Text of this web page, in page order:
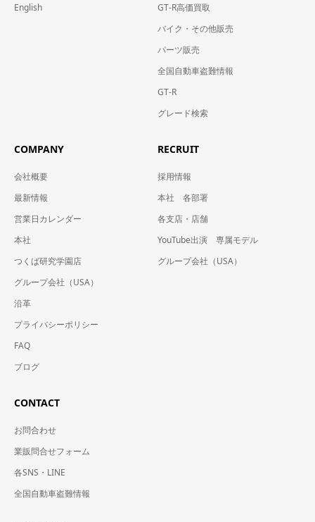
English
GT-R高価買取
バイク・その他販売
パーツ販売
全国自動車盗難情報
GT-R
グレード検索
COMPANY
会社概要
最新情報
営業日カレンダー
本社
つくば研究学園店
グループ会社（USA）
沿革
プライバシーポリシー
FAQ
ブログ
RECRUIT
採用情報
本社 各部署
各支店・店舗
YouTube出演 専属モデル
グループ会社（USA）
CONTACT
お問合わせ
業販問合せフォーム
各SNS・LINE
全国自動車盗難情報